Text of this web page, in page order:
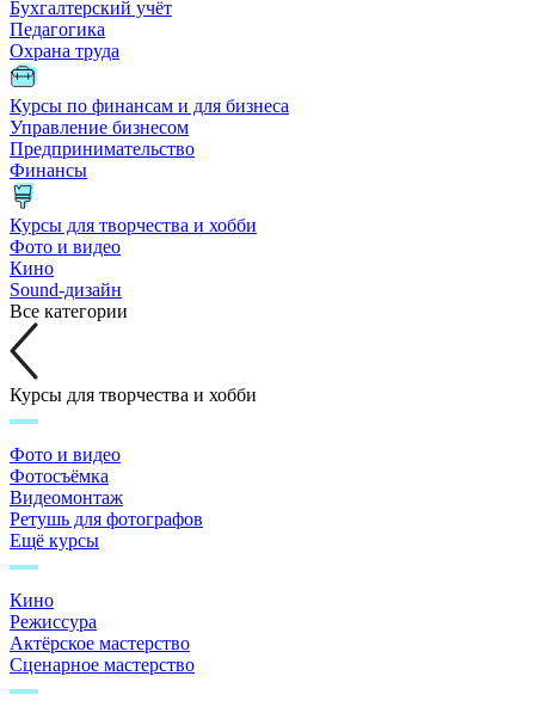
Бухгалтерский учёт
Педагогика
Охрана труда
Курсы по финансам и для бизнеса
Управление бизнесом
Предпринимательство
Финансы
Курсы для творчества и хобби
Фото и видео
Кино
Sound-дизайн
Все категории
Курсы для творчества и хобби
Фото и видео
Фотосъёмка
Видеомонтаж
Ретушь для фотографов
Ещё курсы
Кино
Режиссура
Актёрское мастерство
Сценарное мастерство